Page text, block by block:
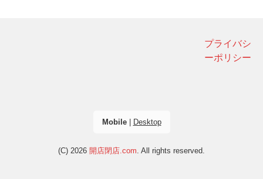
プライバシ
ーポリシー
Mobile| Desktop
(C) 2026 開店閉店.com. All rights reserved.